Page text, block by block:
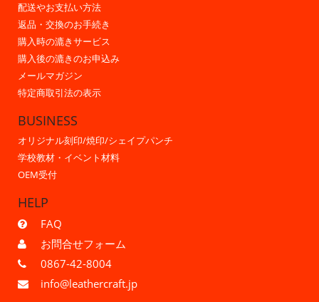
配送やお支払い方法
返品・交換のお手続き
購入時の漉きサービス
購入後の漉きのお申込み
メールマガジン
特定商取引法の表示
BUSINESS
オリジナル刻印/焼印/シェイプパンチ
学校教材・イベント材料
OEM受付
HELP
FAQ
お問合せフォーム
0867-42-8004
info@leathercraft.jp